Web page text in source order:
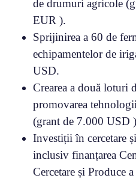
de drumuri agricole
EUR ).
Sprijinirea a 60 de
echipamentelor de
USD.
Crearea a două loturi
promovarea
(grant de 7.000 USD
Investiții în cercetare
inclusiv finanțarea
Cercetare și Produce